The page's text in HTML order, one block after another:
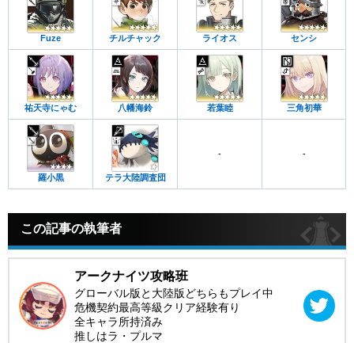
Fuze チルチャック ライオス センシ
祐天寺にゃむ 八幡海鈴 若葉睦 三角初華
羅小黒 テラ大陸調査団
- -
この記事の執筆者
アークナイツ攻略班
グローバル版と大陸版どちらもプレイ中
危機契約最高等級クリア経験有り
全キャラ所持済み
推しはラ・プルマ